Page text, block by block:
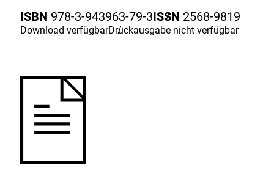
hinzufügen.
ISBN 978-3-943963-79-3 /
ISSN 2568-9819
Download verfügbar /
Druckausgabe nicht verfügbar